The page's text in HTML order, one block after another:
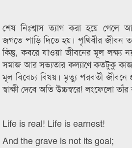
শেষ নিঃশ্বাস ত্যাগ করা হয়ে গেলে
জগতে পাড়ি দিতে হয়। পৃথিবীর জীবন
কিন্তু, কবরে যাওয়া জীবনের মূল লক্ষ্য
সমাজ আর সভ্যতার কল্যাণে কতটুকু
মূল বিবেচ্য বিষয়। মৃত্যু পরবর্তী জীবনে
স্বাক্ষী দেবে অতি উচ্চস্বরে! লংফেলো
Life is real! Life is earnest!
And the grave is not its goal;